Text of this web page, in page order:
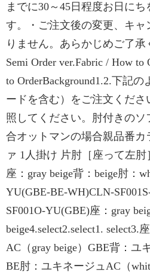
までに30～45日程度お日に
す。・ご注文後の変更、キャ
りません。あらかじめご了承
Semi Order ver.Fabric / How to
to OrderBackground1.2.下記
ードを含む）をご注文くだ
照してください。肘付きの
合オットマンの場合親品番カ
ァ 1人掛け 片肘［座って左肘
座：gray beige背：beige肘：
YU(GBE-BE-WH)CLN-
SF001O-YU(GBE)座：gray
beige4.select2.select1.
AC（gray beige）GBE背：ユ
BE肘：ユキネージュAC（